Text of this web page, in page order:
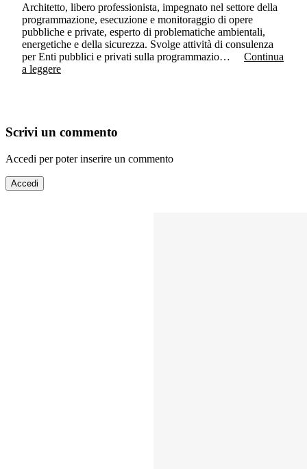
Architetto, libero professionista, impegnato nel settore della
programmazione, esecuzione e monitoraggio di opere
pubbliche e private, esperto di problematiche ambientali,
energetiche e della sicurezza. Svolge attività di consulenza
per Enti pubblici e privati sulla programmazio…
Continua
a leggere
Scrivi un commento
Accedi per poter inserire un commento
Accedi